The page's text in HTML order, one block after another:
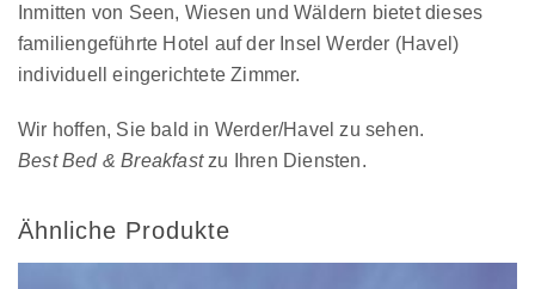
Inmitten von Seen, Wiesen und Wäldern bietet dieses
familiengeführte Hotel auf der Insel Werder (Havel)
individuell eingerichtete Zimmer.
Wir hoffen, Sie bald in Werder/Havel zu sehen.
Best Bed & Breakfastzu Ihren Diensten.
Ähnliche Produkte